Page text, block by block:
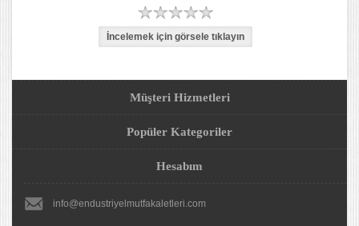
Müşteri Hizmetleri
Popüler Kategoriler
Hesabım
info@endustriyelmutfakaletleri.com